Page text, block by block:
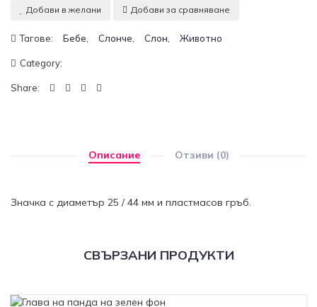
Добави в желани Добави за сравняване
Тагове: Бебе, Слонче, Слон, Животно
Category:
Share:
Описание Отзиви (0)
Значка с диаметър 25 / 44 мм и пластмасов гръб.
СВЪРЗАНИ ПРОДУКТИ